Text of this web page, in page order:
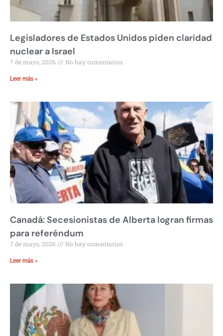
Legisladores de Estados Unidos piden claridad
nuclear a Israel
7 de mayo, 2026 No hay comentarios
Leer más »
Canadá: Secesionistas de Alberta logran firmas
para referéndum
7 de mayo, 2026 No hay comentarios
Leer más »